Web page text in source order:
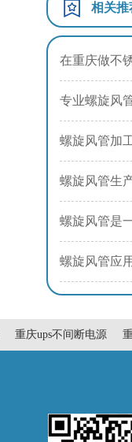
相关推
在重庆做不
专业螺旋风
螺旋风管加
螺旋风管生
螺旋风管是
螺旋风管应
重庆ups不间断电源